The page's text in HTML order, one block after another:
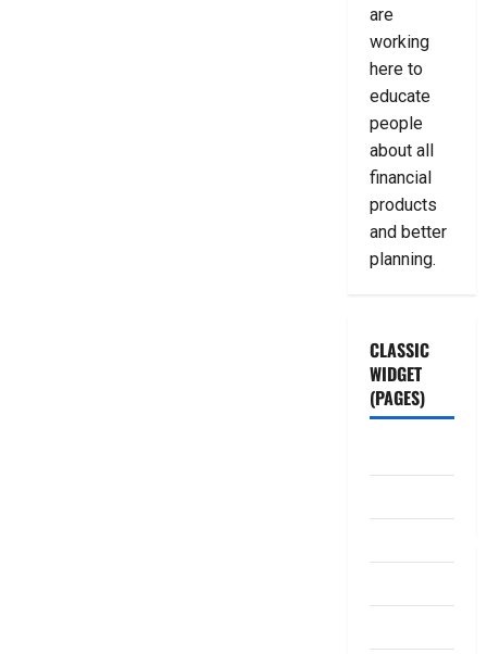
are
working
here to
educate
people
about all
financial
products
and better
planning.
CLASSIC
WIDGET
(PAGES)